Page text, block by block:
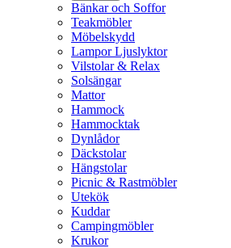
Bänkar och Soffor
Teakmöbler
Möbelskydd
Lampor Ljuslyktor
Vilstolar & Relax
Solsängar
Mattor
Hammock
Hammocktak
Dynlådor
Däckstolar
Hängstolar
Picnic & Rastmöbler
Utekök
Kuddar
Campingmöbler
Krukor